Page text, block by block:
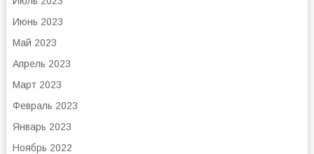
Июнь 2023
Май 2023
Апрель 2023
Март 2023
Февраль 2023
Январь 2023
Ноябрь 2022